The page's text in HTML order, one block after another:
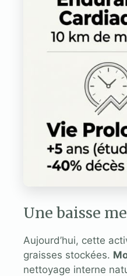
Une baisse
Aujourd’hui, cette
graisses stockées.
nettoyage interne